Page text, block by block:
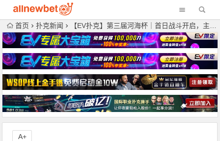
首页 扑克新闻 【EV扑克】第三届河海杯｜首日战斗开启，主赛A组102参赛，美女Nicky首日登场拿下一座奖杯
A+